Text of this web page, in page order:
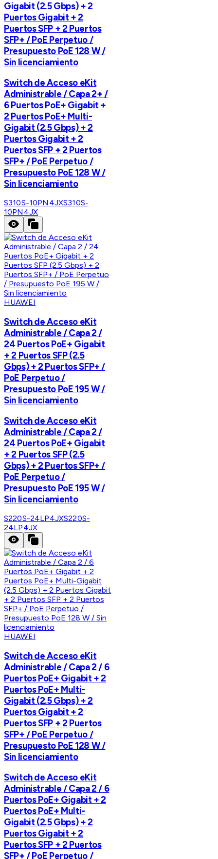
Gigabit (2.5 Gbps) + 2
Puertos Gigabit + 2
Puertos SFP + 2 Puertos
SFP+ / PoE Perpetuo /
Presupuesto PoE 128 W /
Sin licenciamiento
Switch de Acceso eKit
Administrable / Capa 2+ /
6 Puertos PoE+ Gigabit +
2 Puertos PoE+ Multi-
Gigabit (2.5 Gbps) + 2
Puertos Gigabit + 2
Puertos SFP + 2 Puertos
SFP+ / PoE Perpetuo /
Presupuesto PoE 128 W /
Sin licenciamiento
S310S-10PN4JXS310S-
10PN4JX
HUAWEI
Switch de Acceso eKit
Administrable / Capa 2 /
24 Puertos PoE+ Gigabit
+ 2 Puertos SFP (2.5
Gbps) + 2 Puertos SFP+ /
PoE Perpetuo /
Presupuesto PoE 195 W /
Sin licenciamiento
Switch de Acceso eKit
Administrable / Capa 2 /
24 Puertos PoE+ Gigabit
+ 2 Puertos SFP (2.5
Gbps) + 2 Puertos SFP+ /
PoE Perpetuo /
Presupuesto PoE 195 W /
Sin licenciamiento
S220S-24LP4JXS220S-
24LP4JX
HUAWEI
Switch de Acceso eKit
Administrable / Capa 2 / 6
Puertos PoE+ Gigabit + 2
Puertos PoE+ Multi-
Gigabit (2.5 Gbps) + 2
Puertos Gigabit + 2
Puertos SFP + 2 Puertos
SFP+ / PoE Perpetuo /
Presupuesto PoE 128 W /
Sin licenciamiento
Switch de Acceso eKit
Administrable / Capa 2 / 6
Puertos PoE+ Gigabit + 2
Puertos PoE+ Multi-
Gigabit (2.5 Gbps) + 2
Puertos Gigabit + 2
Puertos SFP + 2 Puertos
SFP+ / PoE Perpetuo /